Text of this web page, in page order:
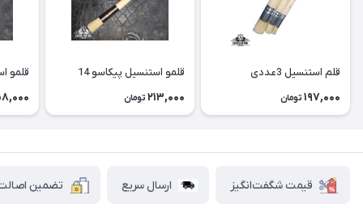
قلم استنسیل 3عددی
197,000 تومان
قلمو استنسیل پیکاسو 14
213,000 تومان
قلمو
قیمت شگفت‌انگیز ارسال سریع تضمین اصالت